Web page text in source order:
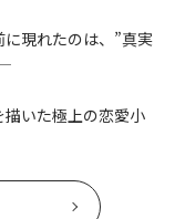
現れたのは、”真実
いた極上の恋愛小